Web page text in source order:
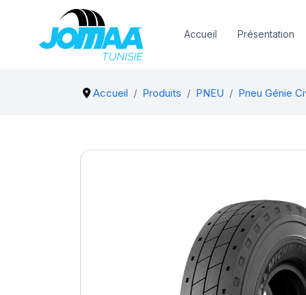
Accueil Présentation
Accueil Produits PNEU Pneu Génie